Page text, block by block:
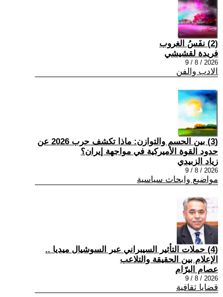
(2) نفَسُ الغروب
فريدة لقشيشي
2026 / 8 / 9
الادب والفن
(3) بين الحسم والتوازن: ماذا تكشف حرب 2026 عن
حدود القوة الأميركية في مواجهة إيران؟
زياد الزبيدي
2026 / 8 / 9
مواضيع وابحاث سياسية
(4) حملات التأثير السيبراني عبر السوشيال ميديا ..
الإعلام بين الحقيقة والتلاعب
عصام البرّام
2026 / 8 / 9
قضايا ثقافية